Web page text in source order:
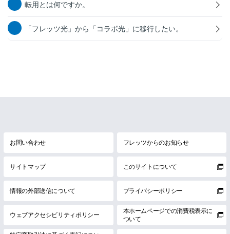
転用とは何ですか。
「フレッツ光」から「コラボ光」に移行したい。
お問い合わせ フレッツからのお知らせ
サイトマップ このサイトについて
情報の外部送信について プライバシーポリシー
ウェブアクセシビリティポリシー
本ホームページでの消費税表示に
ついて